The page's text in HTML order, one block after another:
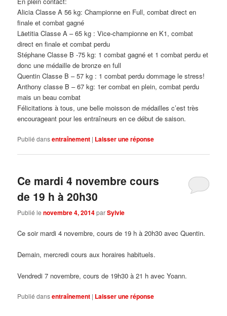
Alicia Classe A 56 kg: Championne en Full, combat direct en
finale et combat gagné
Läetitia Classe A – 65 kg : Vice-championne en K1, combat
direct en finale et combat perdu
Stéphane Classe B -75 kg: 1 combat gagné et 1 combat perdu et
donc une médaille de bronze en full
Quentin Classe B – 57 kg : 1 combat perdu dommage le stress!
Anthony classe B – 67 kg: 1er combat en plein, combat perdu
mais un beau combat
Félicitations à tous, une belle moisson de médailles c’est très
encourageant pour les entraîneurs en ce début de saison.
Publié dansentraînement | Laisser une réponse
Ce mardi 4 novembre cours
de 19 h à 20h30
Publié lenovembre 4, 2014parSylvie
Ce soir mardi 4 novembre, cours de 19 h à 20h30 avec Quentin.
Demain, mercredi cours aux horaires habituels.
Vendredi 7 novembre, cours de 19h30 à 21 h avec Yoann.
Publié dansentraînement | Laisser une réponse